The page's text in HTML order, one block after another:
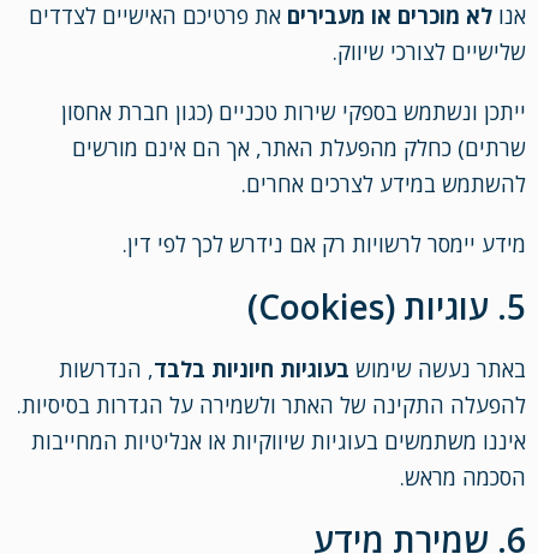
אנו לא מוכרים או מעבירים את פרטיכם האישיים לצדדים
שלישיים לצורכי שיווק.
ייתכן ונשתמש בספקי שירות טכניים (כגון חברת אחסון
שרתים) כחלק מהפעלת האתר, אך הם אינם מורשים
להשתמש במידע לצרכים אחרים.
מידע יימסר לרשויות רק אם נידרש לכך לפי דין.
5. עוגיות (Cookies)
באתר נעשה שימוש בעוגיות חיוניות בלבד, הנדרשות
להפעלה התקינה של האתר ולשמירה על הגדרות בסיסיות.
איננו משתמשים בעוגיות שיווקיות או אנליטיות המחייבות
הסכמה מראש.
6. שמירת מידע